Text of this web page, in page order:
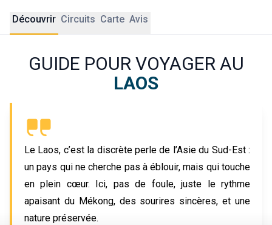
Découvrir Circuits Carte Avis
GUIDE POUR VOYAGER AU
LAOS
Le Laos, c’est la discrète perle de l’Asie du Sud-Est :
un pays qui ne cherche pas à éblouir, mais qui touche
en plein cœur. Ici, pas de foule, juste le rythme
apaisant du Mékong, des sourires sincères, et une
nature préservée.